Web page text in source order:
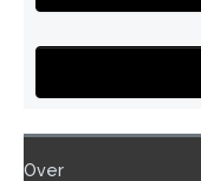
Over